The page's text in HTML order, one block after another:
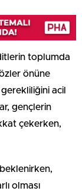
toplumda
önüne
acil
gençlerin
çekerken,
olması